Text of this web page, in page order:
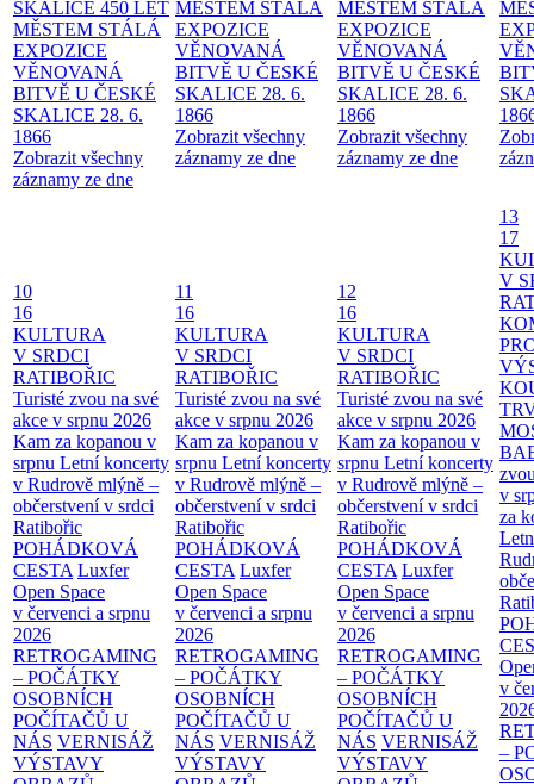
SKALICE 450 LET
MĚSTEM STÁLÁ
EXPOZICE
VĚNOVANÁ
BITVĚ U ČESKÉ
SKALICE 28. 6.
1866
Zobrazit všechny
záznamy ze dne
MĚSTEM STÁLÁ
EXPOZICE
VĚNOVANÁ
BITVĚ U ČESKÉ
SKALICE 28. 6.
1866
Zobrazit všechny
záznamy ze dne
MĚSTEM STÁLÁ
EXPOZICE
VĚNOVANÁ
BITVĚ U ČESKÉ
SKALICE 28. 6.
1866
Zobrazit všechny
záznamy ze dne
10
16
KULTURA
V SRDCI
RATIBOŘIC
Turisté zvou na své
akce v srpnu 2026
Kam za kopanou v
srpnu Letní koncerty
v Rudrově mlýně –
občerstvení v srdci
Ratibořic
POHÁDKOVÁ
CESTA Luxfer
Open Space
v červenci a srpnu
2026
RETROGAMING
– POČÁTKY
OSOBNÍCH
POČÍTAČŮ U
NÁS VERNISÁŽ
VÝSTAVY
11
16
KULTURA
V SRDCI
RATIBOŘIC
Turisté zvou na své
akce v srpnu 2026
Kam za kopanou v
srpnu Letní koncerty
v Rudrově mlýně –
občerstvení v srdci
Ratibořic
POHÁDKOVÁ
CESTA Luxfer
Open Space
v červenci a srpnu
2026
RETROGAMING
– POČÁTKY
OSOBNÍCH
POČÍTAČŮ U
NÁS VERNISÁŽ
VÝSTAVY
12
16
KULTURA
V SRDCI
RATIBOŘIC
Turisté zvou na své
akce v srpnu 2026
Kam za kopanou v
srpnu Letní koncerty
v Rudrově mlýně –
občerstvení v srdci
Ratibořic
POHÁDKOVÁ
CESTA Luxfer
Open Space
v červenci a srpnu
2026
RETROGAMING
– POČÁTKY
OSOBNÍCH
POČÍTAČŮ U
NÁS VERNISÁŽ
VÝSTAVY
13
17
V
v
za
v
–